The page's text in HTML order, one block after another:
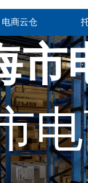
电商云仓
市